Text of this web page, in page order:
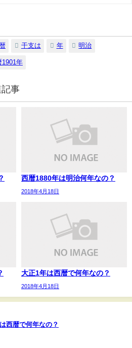
干支は 年 明治
1901年
事
西暦1880年は明治何年なの？
2018年4月18日
大正1年は西暦で何年なの？
2018年4月18日
西暦で何年なの？